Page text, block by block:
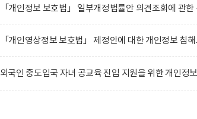
「개인정보 보호법」 일부개정법률안 의견조회에 관한
「개인영상정보 보호법」 제정안에 대한 개인정보 침
외국인 중도입국 자녀 공교육 진입 지원을 위한 개인정